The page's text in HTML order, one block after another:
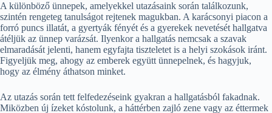
A különböző ünnepek, amelyekkel utazásaink során találkozunk,
szintén rengeteg tanulságot rejtenek magukban. A karácsonyi piacon a
forró puncs illatát, a gyertyák fényét és a gyerekek nevetését hallgatva
átéljük az ünnep varázsát. Ilyenkor a hallgatás nemcsak a szavak
elmaradását jelenti, hanem egyfajta tiszteletet is a helyi szokások iránt.
Figyeljük meg, ahogy az emberek együtt ünnepelnek, és hagyjuk,
hogy az élmény áthatson minket.
Az utazás során tett felfedezéseink gyakran a hallgatásból fakadnak.
Miközben új ízeket kóstolunk, a háttérben zajló zene vagy az éttermek